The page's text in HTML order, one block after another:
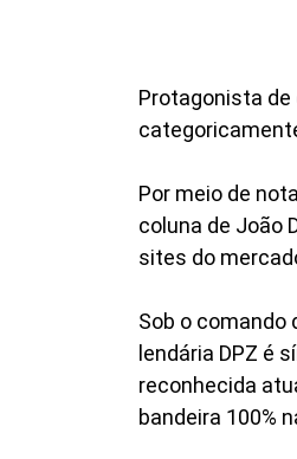
Protagonista de
Por meio de
coluna de João
sites do
Sob o comando
lendária DPZ é
reconhecida
bandeira 100%